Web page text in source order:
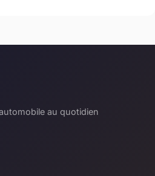
au quotidien